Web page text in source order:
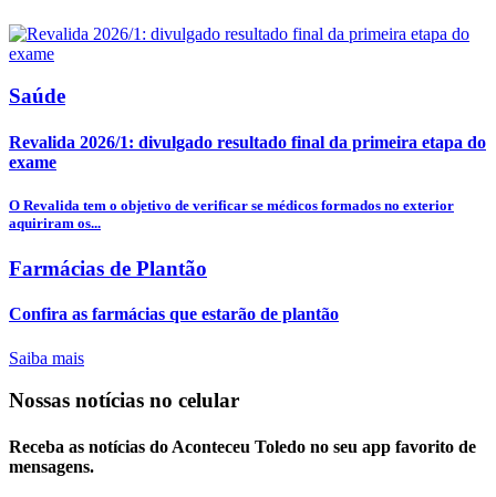
Saúde
Revalida 2026/1: divulgado resultado final da primeira etapa do
exame
O Revalida tem o objetivo de verificar se médicos formados no exterior
aquiriram os...
Farmácias de Plantão
Confira as farmácias que estarão de plantão
Saiba mais
Nossas notícias no celular
Receba as notícias do Aconteceu Toledo no seu app favorito de
mensagens.